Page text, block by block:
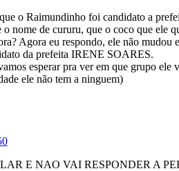
o Raimundinho foi candidato a
nome de cururu, que o coco que ele
Agora eu respondo, ele não
da prefeita IRENE SOARES.
esperar pra ver em que grupo
ele não tem a ninguem)
E NAO VAI RESPONDER A